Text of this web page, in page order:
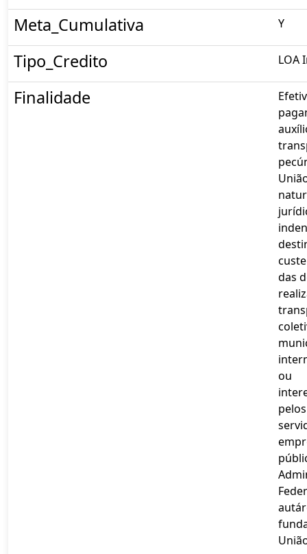
Meta_Cumulativa Y
Tipo_Credito LOA
Finalidade
das
ou